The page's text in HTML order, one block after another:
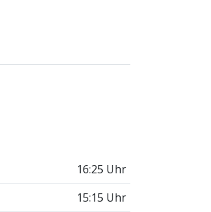
16:25 Uhr
15:15 Uhr